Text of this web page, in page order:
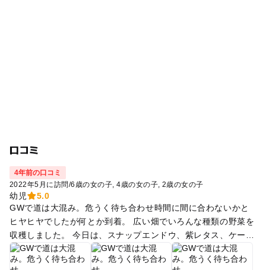
口コミ
4年前の口コミ
2022年5月に訪問/6歳の女の子 4歳の女の子 2歳の女の子
幼児
5.0
GWで道は大混み。危うく待ち合わせ時間に間に合わないかと
ヒヤヒヤでしたが何とか到着。 広い畑でいろんな種類の野菜を
収穫しました。 今日は、スナップエンドウ、紫レタス、ケー
ル、サニーレタス、カブ、大根、春菊の花を収穫！ 説明を聞き
ながら子供中心で楽しく体験できました。 おまけにカエル🐸も